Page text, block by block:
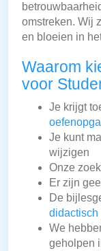
omstreken. Wij
en bloeien in
Waarom
voor
Je krijgt
Je kunt
wijzigen
Onze
Er zijn
De
didactisch
We
geholpen